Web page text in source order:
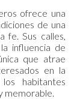
ofrece una
de una
fe. Sus calles,
influencia de
que atrae
en la
habitantes
memorable.